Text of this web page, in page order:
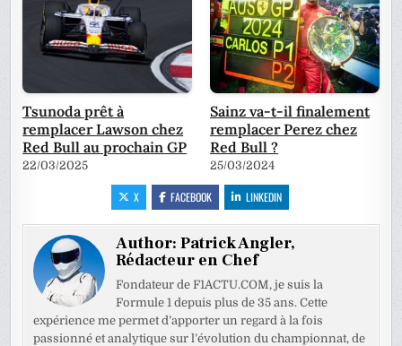
Tsunoda prêt à
remplacer Lawson chez
Red Bull au prochain GP
22/03/2025
Sainz va-t-il finalement
remplacer Perez chez
Red Bull ?
25/03/2024
X FACEBOOK LINKEDIN
Author:Patrick Angler,
Rédacteur en Chef
Fondateur de F1ACTU.COM, je suis la
Formule 1 depuis plus de 35 ans. Cette
expérience me permet d’apporter un regard à la fois
passionné et analytique sur l’évolution du championnat, de